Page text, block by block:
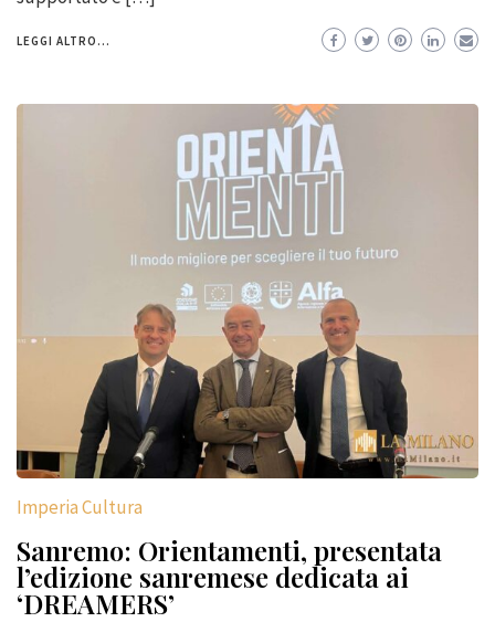
LEGGI ALTRO...
Imperia Cultura
Sanremo: Orientamenti, presentata
l’edizione sanremese dedicata ai
‘DREAMERS’